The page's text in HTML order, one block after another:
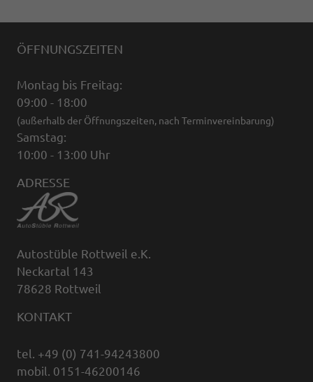
ÖFFNUNGSZEITEN
Montag bis Freitag:
09:00 - 18:00
(außerhalb der Öffnungszeiten, nach Terminvereinbarung)
Samstag:
10:00 - 13:00 Uhr
ADRESSE
Autostüble Rottweil e.K.
Neckartal 143
78628 Rottweil
KONTAKT
tel. +49 (0) 741-94243800
mobil. 0151-46200146